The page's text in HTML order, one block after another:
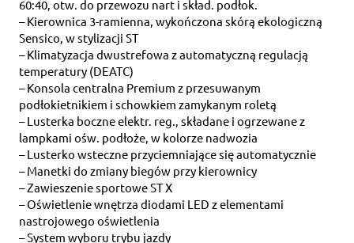
60:40, otw. do przewozu nart i skład. podłok.
– Kierownica 3-ramienna, wykończona skórą ekologiczną
Sensico, w stylizacji ST
– Klimatyzacja dwustrefowa z automatyczną regulacją
temperatury (DEATC)
– Konsola centralna Premium z przesuwanym
podłokietnikiem i schowkiem zamykanym roletą
– Lusterka boczne elektr. reg., składane i ogrzewane z
lampkami ośw. podłoże, w kolorze nadwozia
– Lusterko wsteczne przyciemniające się automatycznie
– Manetki do zmiany biegów przy kierownicy
– Zawieszenie sportowe ST X
– Oświetlenie wnętrza diodami LED z elementami
nastrojowego oświetlenia
– System wyboru trybu jazdy